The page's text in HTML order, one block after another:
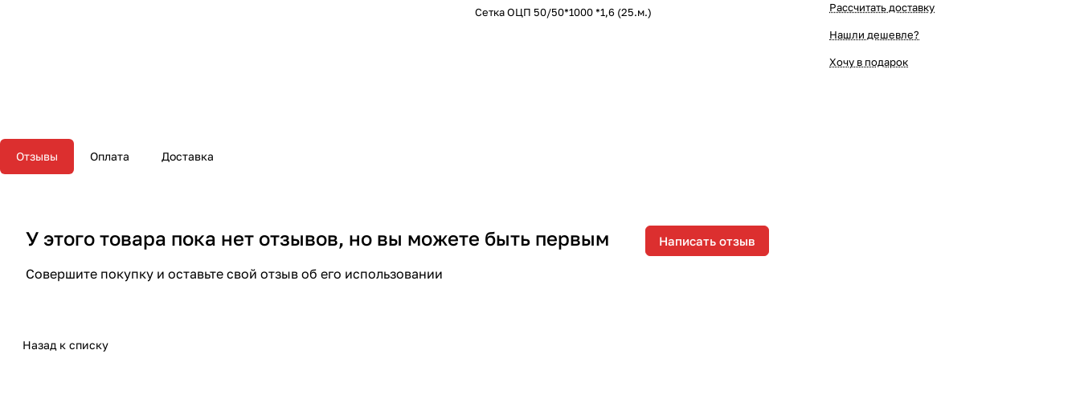
Сетка ОЦП 50/50*1000 *1,6 (25.м.) Рассчитать доставку
Нашли дешевле?
Хочу в подарок
Отзывы Оплата Доставка
У этого товара пока нет отзывов, но вы можете быть первым
Совершите покупку и оставьте свой отзыв об его использовании
Написать отзыв
Назад к списку